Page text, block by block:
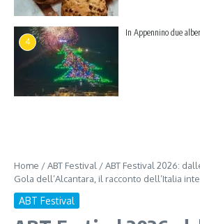
4
In Appennino due
Home /ABT Festival /ABT Festival 2026:
Gola dell’Alcantara, il racconto dell’Italia
ABT Festival